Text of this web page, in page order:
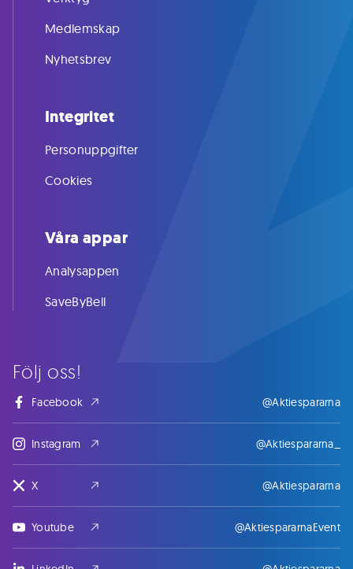
Följ oss!
Facebook @Aktiespararna
Instagram @Aktiespararna_
X @Aktiespararna
Youtube @AktiespararnaEvent
Medlemskap
Nyhetsbrev
Integritet
Personuppgifter
Cookies
Våra appar
Analysappen
SaveByBell